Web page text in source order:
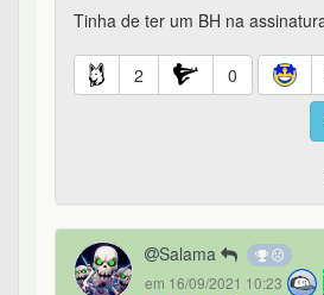
Tinha de ter um BH na
2 0
Salama
em 16/09/2021 10:23